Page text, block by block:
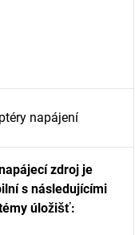
napájení
zdroj je
s následujícími
úložišť: